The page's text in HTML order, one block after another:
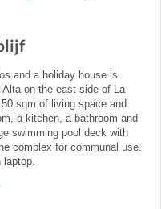
and a holiday house is
Alta on the east side of La
sqm of living space and
a kitchen, a bathroom and
swimming pool deck with
complex for communal use.
laptop.